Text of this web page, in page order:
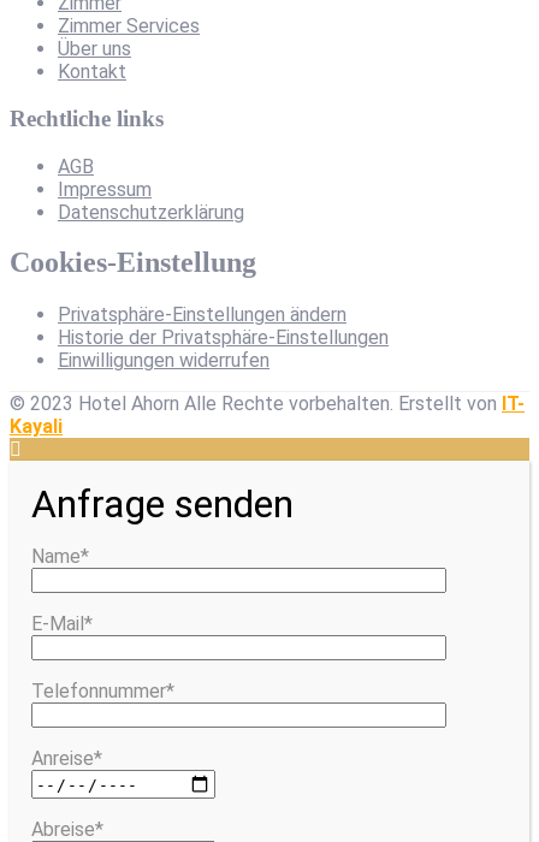
Zimmer Services
Über uns
Kontakt
Rechtliche links
AGB
Impressum
Datenschutzerklärung
Cookies-Einstellung
Privatsphäre-Einstellungen ändern
Historie der Privatsphäre-Einstellungen
Einwilligungen widerrufen
© 2023 Hotel Ahorn Alle Rechte vorbehalten. Erstellt von IT-
Kayali
Anfrage senden
Name*
E-Mail*
Telefonnummer*
Anreise*
Abreise*